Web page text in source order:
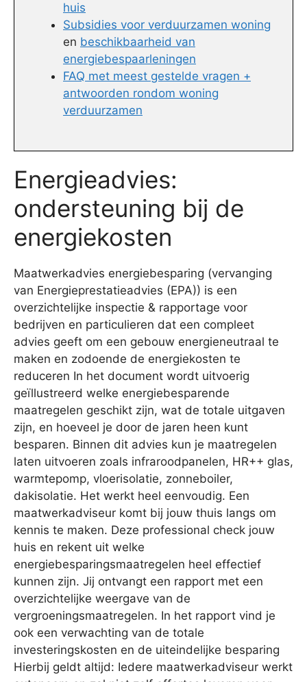
huis
Subsidies voor verduurzamen woning
en beschikbaarheid van
energiebespaarleningen
FAQ met meest gestelde vragen +
antwoorden rondom woning
verduurzamen
Energieadvies:
ondersteuning bij de
energiekosten
Maatwerkadvies energiebesparing (vervanging
van Energieprestatieadvies (EPA)) is een
overzichtelijke inspectie & rapportage voor
bedrijven en particulieren dat een compleet
advies geeft om een gebouw energieneutraal te
maken en zodoende de energiekosten te
reduceren In het document wordt uitvoerig
geïllustreerd welke energiebesparende
maatregelen geschikt zijn, wat de totale uitgaven
zijn, en hoeveel je door de jaren heen kunt
besparen. Binnen dit advies kun je maatregelen
laten uitvoeren zoals infraroodpanelen, HR++ glas,
warmtepomp, vloerisolatie, zonneboiler,
dakisolatie. Het werkt heel eenvoudig. Een
maatwerkadviseur komt bij jouw thuis langs om
kennis te maken. Deze professional check jouw
huis en rekent uit welke
energiebesparingsmaatregelen heel effectief
kunnen zijn. Jij ontvangt een rapport met een
overzichtelijke weergave van de
vergroeningsmaatregelen. In het rapport vind je
ook een verwachting van de totale
investeringskosten en de uiteindelijke besparing
Hierbij geldt altijd: Iedere maatwerkadviseur werkt